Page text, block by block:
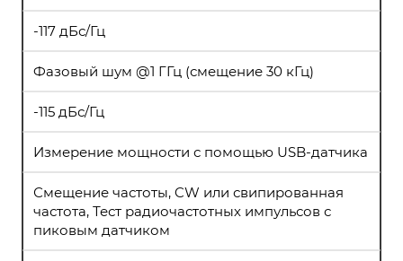
-117 дБс/Гц
Фазовый шум @1 ГГц (смещение 30 кГц)
-115 дБс/Гц
Измерение мощности с помощью USB-датчика
Смещение частоты, CW или свипированная
частота, Тест радиочастотных импульсов с
пиковым датчиком